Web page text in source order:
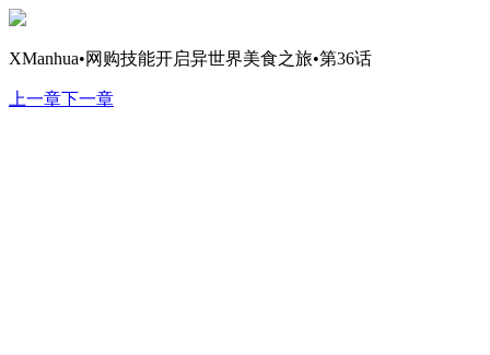
XManhua•网购技能开启异世界美食之旅•第36话
上一章下一章